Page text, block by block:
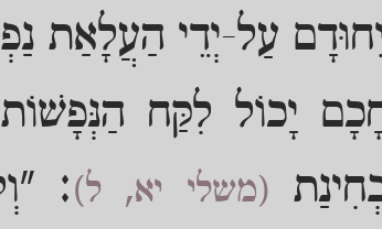
עַל-יְדֵי הַעֲלָאַת
יָכוֹל לִקַּח
(משלי יא, ל):